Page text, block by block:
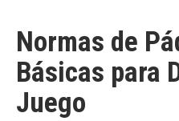
Normas de
Básicas para
Juego